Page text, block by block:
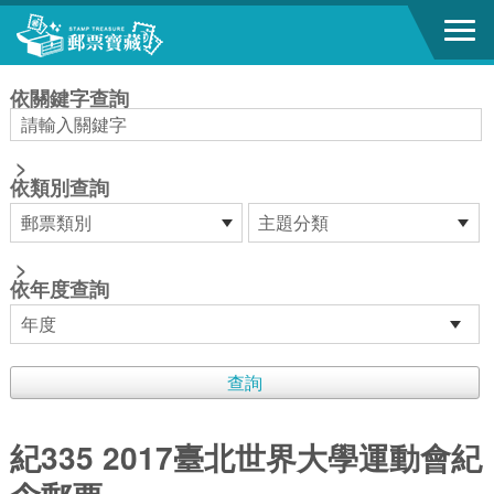
跳到主要內容區塊
依關鍵字查詢
>
依類別查詢
>
依年度查詢
紀335 2017臺北世界大學運動會紀